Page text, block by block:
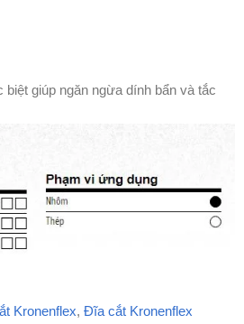
giúp ngăn ngừa dính bẩn và tắc
Kronenflex, Đĩa cắt Kronenflex